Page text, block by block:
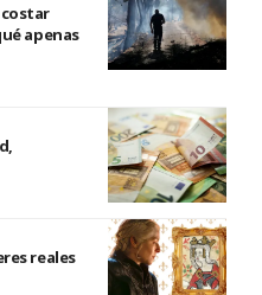
apenas
reales